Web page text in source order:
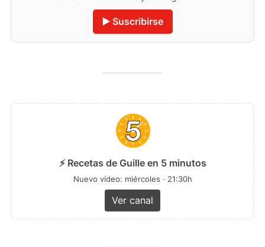
▶️ Suscribirse
⚡ Recetas de Guille en 5 minutos
Nuevo vídeo: miércoles · 21:30h
Ver canal